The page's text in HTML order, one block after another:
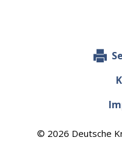
© 2026 Deutsche